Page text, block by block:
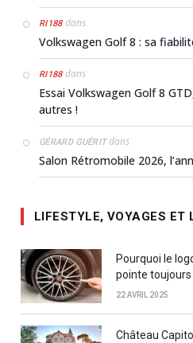
RI188dans
Volkswagen Golf 8 : sa
RI188dans
Essai Volkswagen Golf 8
autres !
GÉRARD GUÉRITdans
Salon Rétromobile 2026,
LIFESTYLE, VOYAGES ET
Pourquoi le
pointe toujours
22 AVRIL 2025
Château